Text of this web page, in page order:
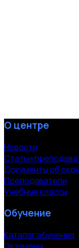
О центре
Новости
Статьи
Документы об
Преподаватели
Учебные классы
Обучение
Каталог обучения